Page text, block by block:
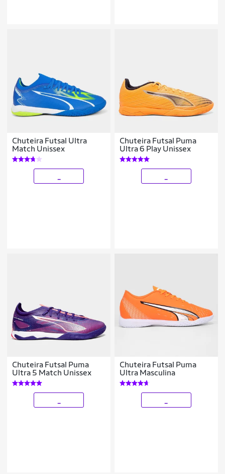
Chuteira Futsal Ultra
Match Unissex
Chuteira Futsal Puma
Ultra 6 Play Unissex
Chuteira Futsal Puma
Ultra 5 Match Unissex
Chuteira Futsal Puma
Ultra Masculina